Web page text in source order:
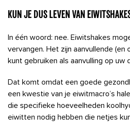
Kun je dus leven van
In één woord: nee. Eiwitshakes
vervangen. Het zijn aanvullende (en
kunt gebruiken als aanvulling op uw
Dat komt omdat een goede
een kwestie van je eiwitmacro’s
die specifieke hoeveelheden
eiwitten nodig hebben die netjes